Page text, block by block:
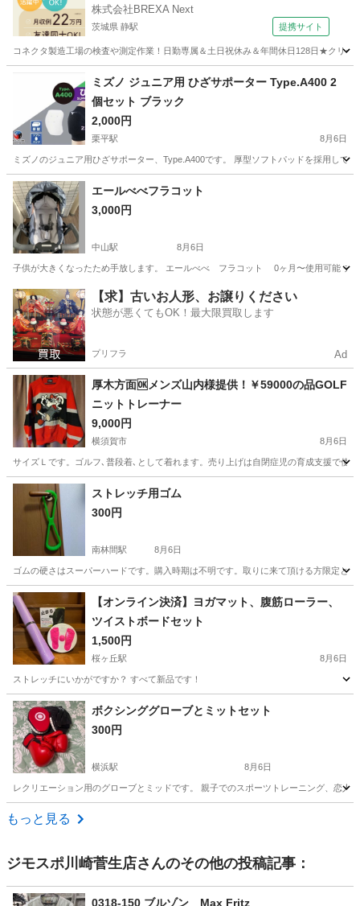
株式会社BREXA Next
茨城県 静駅 提携サイト
コネクタ製造工場の検査や測定作業！日勤専属＆土日祝休み＆年間休日128日★クリ
静駅 その他
ミズノ ジュニア用 ひざサポーター Type.A400 2
個セット ブラック
2,000円
栗平駅 8月6日
ミズノのジュニア用ひざサポーター、Type.A400です。 厚型ソフトパッドを採用し
神奈川 川崎市 その他
エールべべフラコット
3,000円
中山駅 8月6日
子供が大きくなったため手放します。 エールべべ フラコット 0ヶ月〜使用可能 チ
神奈川 横浜市 中山駅 スポーツ フラコット
【求】古いお人形、お譲りください
状態が悪くてもOK！最大限買取します
プリフラ Ad
厚木方面🆗メンズ山内様提供！￥59000の品GOLF
ニットトレーナー
9,000円
横須賀市 8月6日
サイズＬです。ゴルフ､普段着､として着れます。売り上げは自閉症児の育成支援で使
神奈川 横須賀市ストレッチ用ゴム
300円
南林間駅 8月6日
ゴムの硬さはスーパーハードです。購入時期は不明です。取りに来て頂ける方限定と
神奈川 大和市 南林間駅 フィットネス、トレーニング ゴム
【オンライン決済】ヨガマット、腹筋ローラー、
ツイストボードセット
1,500円
桜ヶ丘駅 8月6日
ストレッチにいかがですか？ すべて新品です！
神奈川 横浜市 桜ヶ丘駅 フィットネス、トレーニング
ボクシンググローブとミットセット
300円
横浜駅 8月6日
レクリエーション用のグローブとミッドです。 親子でのスポーツトレーニング、恋
神奈川 横浜市
もっと見る
ジモスポ川崎菅生店さんのその他の投稿記事：
0318-150 ブルゾン Max Fritz